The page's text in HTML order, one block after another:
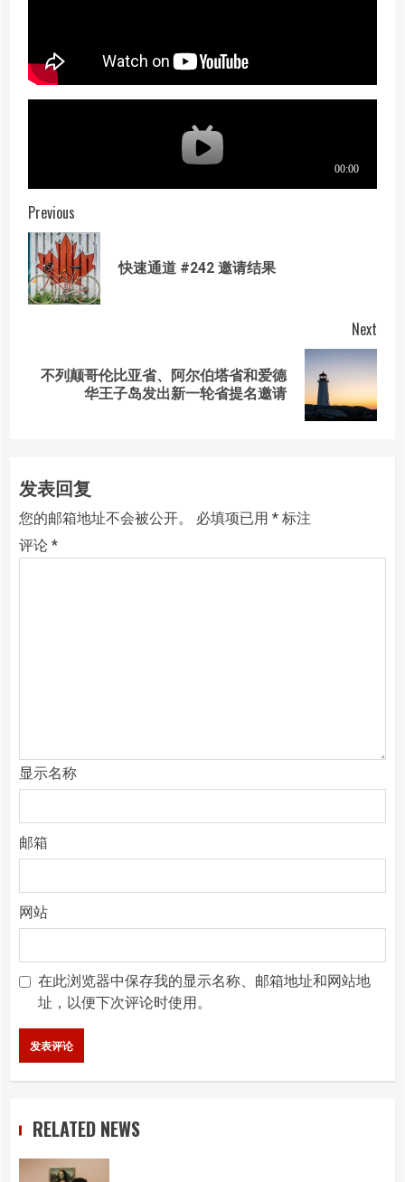
Post
navigation
Previous
快速通道 #242 邀请结果
Next
Next
不列颠哥伦比亚省、阿尔伯塔省和爱德
华王子岛发出新一轮省提名邀请
发表回复
您的邮箱地址不会被公开。 必填项已用 * 标注
评论 *
显示名称
邮箱
网站
在此浏览器中保存我的显示名称、邮箱地址和网站地
址，以便下次评论时使用。
RELATED NEWS